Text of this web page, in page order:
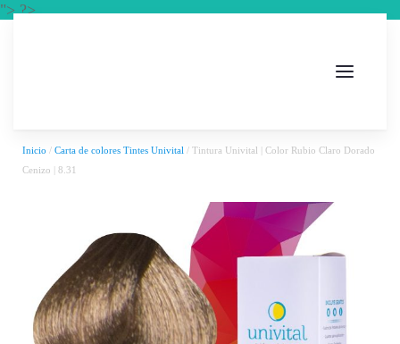
"> ?>
Inicio / Carta de colores Tintes Univital / Tintura Univital | Color Rubio Claro Dorado
Cenizo | 8.31